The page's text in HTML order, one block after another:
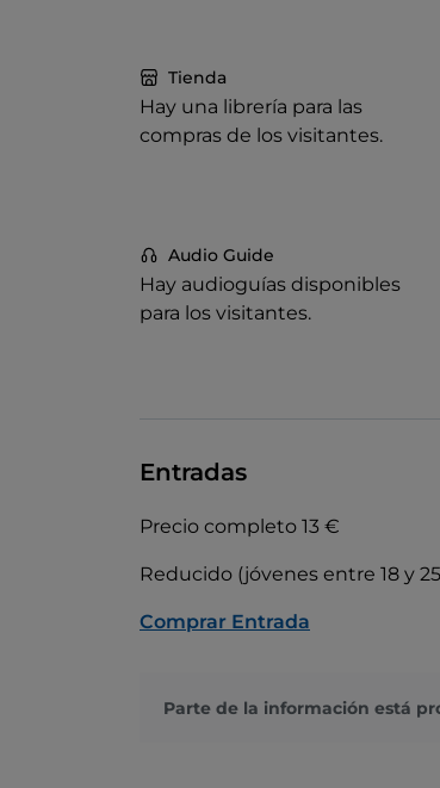
Tienda
Hay una librería para las
compras de los visitantes.
Audio Guide
Hay audioguías disponibles
para los visitantes.
Entradas
Precio completo 13 €
Reducido (jóvenes entre 18 y
Comprar Entrada
Parte de la información está